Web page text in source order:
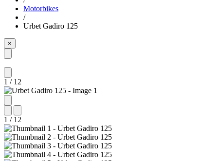
Motorbikes
/
Urbet Gadiro 125
×
1 / 12
1 / 12